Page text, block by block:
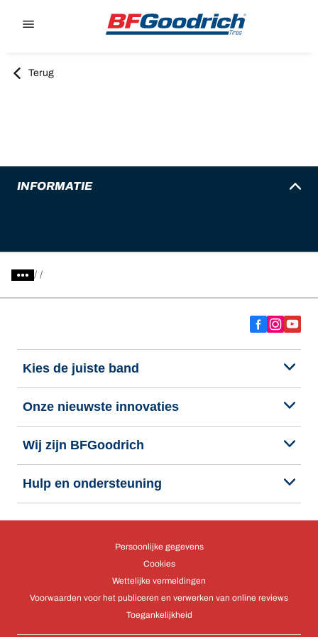
Terug
INFORMATIE
/
Kies de juiste band
Onze nieuwste innovaties
Wij zijn BFGoodrich
Hulp en ondersteuning
Persoonlijke gegevens
Cookies
Wettelijke vermeldingen
Voorwaarden voor het publiceren en verwerken van online reviews
Toegankelijkheid